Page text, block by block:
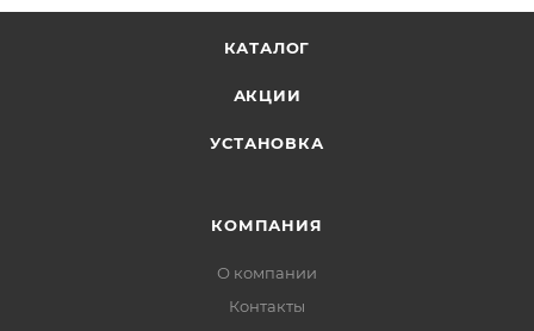
КАТАЛОГ
АКЦИИ
УСТАНОВКА
КОМПАНИЯ
О компании
Контакты